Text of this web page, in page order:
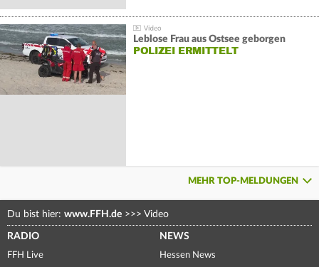
Leblose Frau aus Ostsee geborgen
POLIZEI ERMITTELT
MEHR TOP-MELDUNGEN
Du bist hier: www.FFH.de >>> Video
RADIO
FFH Live
NEWS
Hessen News